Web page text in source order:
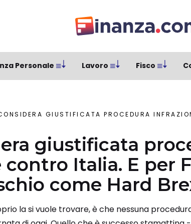
Personale Lavoro Fisco
GIUSTIFICATA PROCEDURA INFRAZIONE CONTRO ITALIA. E PER
giustificata
contro Italia. E per
come Hard
la si vuole trovare, è che nessuna